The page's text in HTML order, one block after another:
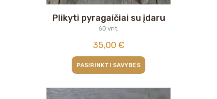
Plikyti pyragaičiai su įdaru
60 vnt.
35,00 €
PASIRINKTI SAVYBES